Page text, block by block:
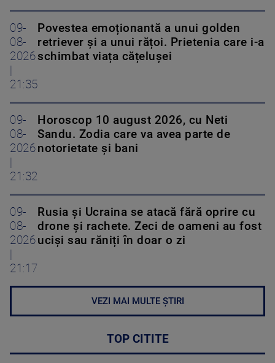
09-
08-
2026
|
21:35
Povestea emoționantă a unui golden
retriever și a unui rățoi. Prietenia care i-a
schimbat viața cățelușei
09-
08-
2026
|
21:32
Horoscop 10 august 2026, cu Neti
Sandu. Zodia care va avea parte de
notorietate și bani
09-
08-
2026
|
21:17
Rusia și Ucraina se atacă fără oprire cu
drone și rachete. Zeci de oameni au fost
uciși sau răniți în doar o zi
VEZI MAI MULTE ȘTIRI
TOP CITITE